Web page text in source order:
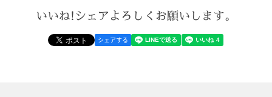
いいね!シェアよろしくお願いします。
シェアする